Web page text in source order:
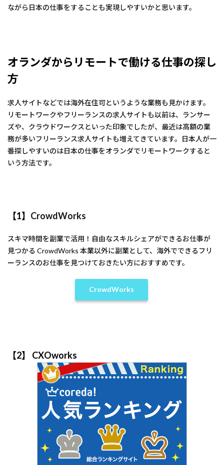
ながら日本の仕事をすることも実現しやすいかと思います。
オランダからリモートで働ける仕事の探し
方
求人サイトなどでは海外在住可というような業務も見かけます。
リモートワークやフリーランスの求人サイトも以前は、ランサー
ズや、クラウドワークスといった印象でしたが、最近は高額の業
務が多いフリーランス求人サイトも増えてきています。日本人が一
番探しやすいのは日本の仕事をオランダでリモートワークすると
いう方法です。
【1】 CrowdWorks
スキマ時間を副業で活用！自由なスキルシェアができるお仕事が
見つかる CrowdWorks 本業以外に副業として、海外でできるフリ
ーランスのお仕事を見つけておきたい方におすすめです。
CrowdWorks
【2】 CXOworks